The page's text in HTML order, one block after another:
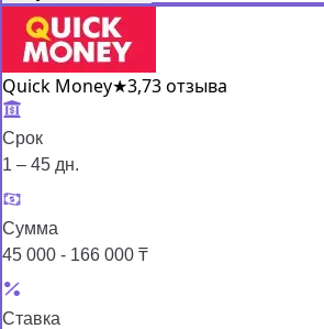
Quick Money★3,73 отзыва
Срок
1 – 45 дн.
Сумма
45 000 - 166 000 ₸
Ставка